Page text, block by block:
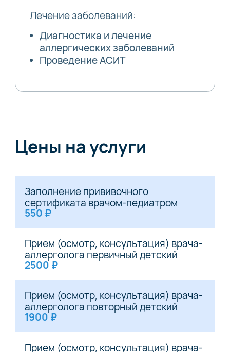
Лечение заболеваний:
Диагностика и лечение
аллергических заболеваний
Проведение АСИТ
Цены на услуги
Заполнение прививочного
сертификата врачом-педиатром
550 ₽
Прием (осмотр, консультация) врача-
аллерголога первичный детский
2500 ₽
Прием (осмотр, консультация) врача-
аллерголога повторный детский
1900 ₽
Прием (осмотр, консультация) врача-